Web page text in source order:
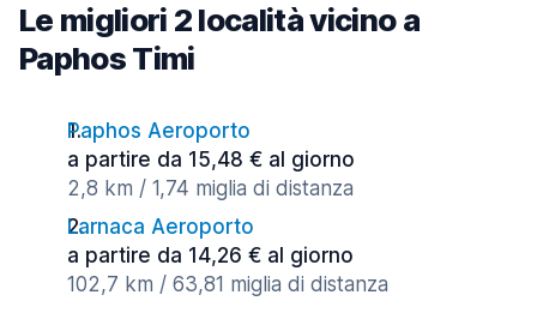
Le migliori 2 località vicino a
Paphos Timi
Paphos Aeroporto
a partire da 15,48 € al giorno
2,8 km / 1,74 miglia di distanza
Larnaca Aeroporto
a partire da 14,26 € al giorno
102,7 km / 63,81 miglia di distanza